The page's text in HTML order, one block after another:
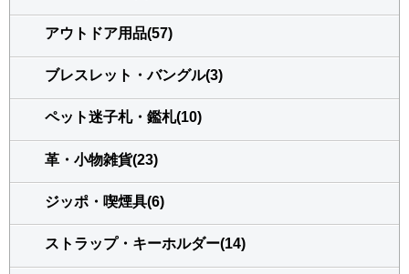
アウトドア用品(57)
ブレスレット・バングル(3)
ペット迷子札・鑑札(10)
革・小物雑貨(23)
ジッポ・喫煙具(6)
ストラップ・キーホルダー(14)